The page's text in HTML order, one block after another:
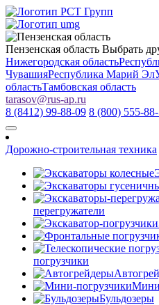
Пензенская область Выбрать
Нижегородская область
ЧувашияРеспублика Марий Эл
областьТамбовская область
tarasov@rus-ap.ru
8 (8412) 99-88-09 8 (800) 555-
Дорожно-строительная техника
перегружатели
погрузчики
Бульдозеры